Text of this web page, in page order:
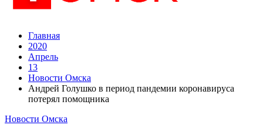
Главная
2020
Апрель
13
Новости Омска
Андрей Голушко в период пандемии коронавируса
потерял помощника
Новости Омска